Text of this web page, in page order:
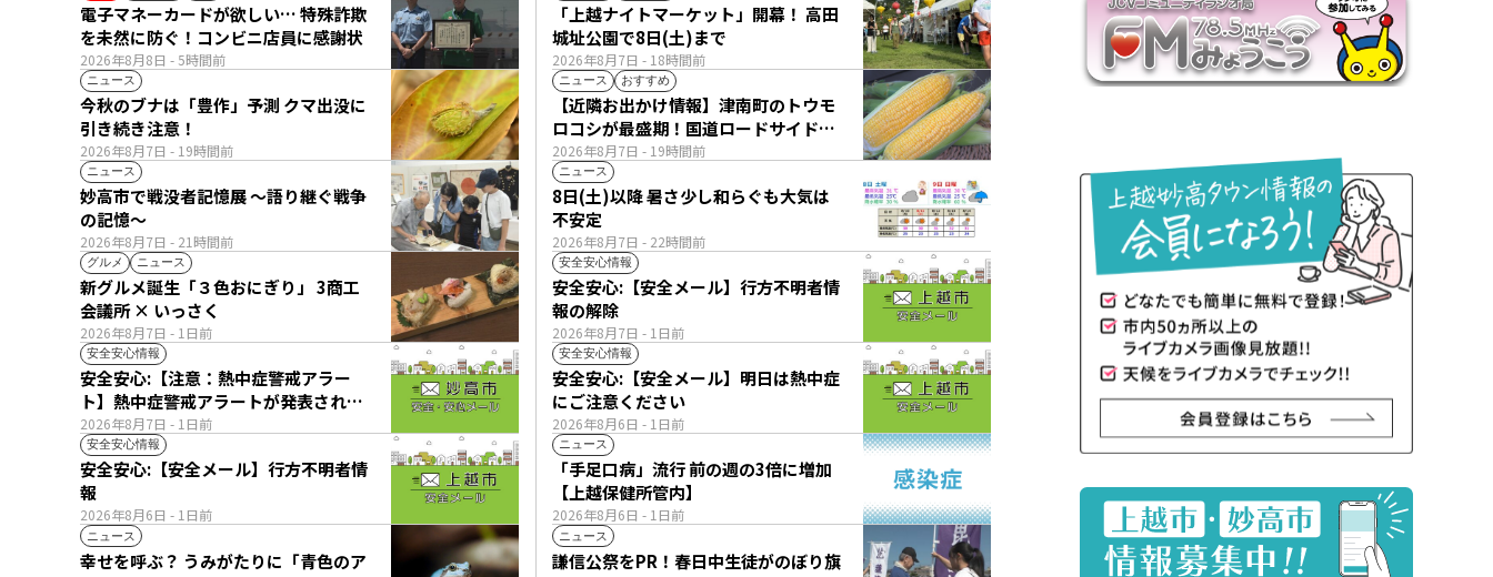
2026年8月8日 - 5時間前
電子マネーカードが欲しい… 特殊詐欺
を未然に防ぐ！コンビニ店員に感謝状
2026年8月7日 - 18時間前
「上越ナイトマーケット」開幕！ 高田
城址公園で8日(土)まで
ニュース
2026年8月7日 - 19時間前
今秋のブナは「豊作」予測 クマ出没に
引き続き注意！
ニュース おすすめ
2026年8月7日 - 19時間前
【近隣お出かけ情報】津南町のトウモ
ロコシが最盛期！国道ロードサイドの
直売所は朝から長い列
ニュース
2026年8月7日 - 21時間前
妙高市で戦没者記憶展 ～語り継ぐ戦争
の記憶～
ニュース
2026年8月7日 - 22時間前
8日(土)以降 暑さ少し和らぐも大気は
不安定
グルメ ニュース
2026年8月7日 - 1日前
新グルメ誕生「３色おにぎり」 3商工
会議所 × いっさく
安全安心情報
2026年8月7日 - 1日前
安全安心:【安全メール】行方不明者情
報の解除
安全安心情報
2026年8月7日 - 1日前
安全安心:【注意：熱中症警戒アラー
ト】熱中症警戒アラートが発表されて
います。
安全安心情報
2026年8月6日 - 1日前
安全安心:【安全メール】明日は熱中症
にご注意ください
安全安心情報
2026年8月6日 - 1日前
安全安心:【安全メール】行方不明者情
報
ニュース
2026年8月6日 - 1日前
「手足口病」流行 前の週の3倍に増加
【上越保健所管内】
ニュース
幸せを呼ぶ？ うみがたりに「青色のア
ニュース
謙信公祭をPR！春日中生徒がのぼり旗